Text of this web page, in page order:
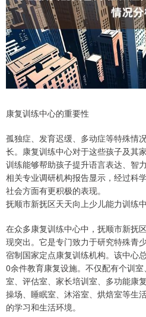
康复训练中心的重要性
孤独症、发育迟缓、多动症等特殊情
长。康复训练中心对于这些孩子及其
训练能够帮助孩子提升语言表达、智
相关专业调研机构报告显示，经过科
社会方面有更积极的表现。
抚顺市新抚区天天向上少儿能力训练
在众多康复训练中心中，抚顺市新抚
现突出。它是专门致力于研究特殊青
宿制国家定点康复训练机构。该中心
0余件教育康复设施。不仅配有个训
室、评估室、家长培训室、多功能康
操场、睡眠室、沐浴室、烘焙室等生
的学习和生活环境。